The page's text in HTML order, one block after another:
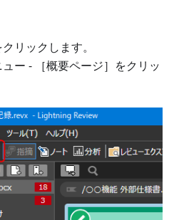
リックします。
ー - ［概要ページ］をクリッ